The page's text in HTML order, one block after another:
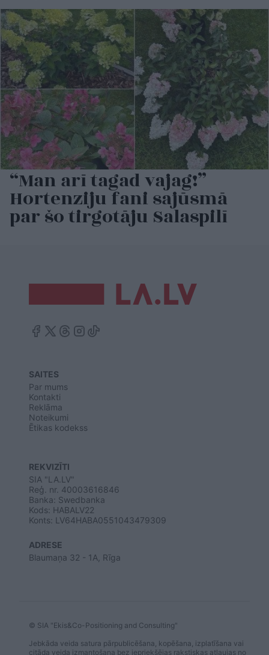
“Man arī tagad vajag!”
Hortenziju fani sajūsmā
par šo tirgotāju Salaspilī
SAITES
Par mums
Kontakti
Reklāma
Noteikumi
Ētikas kodekss
REKVIZĪTI
SIA "LA.LV"
Reģ. nr. 40003616846
Banka: Swedbanka
Kods: HABALV22
Konts: LV64HABA0551043479309
ADRESE
Blaumaņa 32 - 1A, Rīga
© SIA "Ekis&Co-Positioning and Consulting"
Jebkāda veida satura pārpublicēšana, kopēšana, izplatīšana vai
citāda veida izmantošana bez iepriekšējas rakstiskas atļaujas no